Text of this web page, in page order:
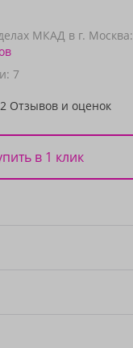
МКАД в г. Москва:
7
Отзывов и оценок
в 1 клик